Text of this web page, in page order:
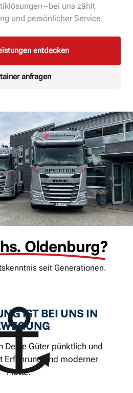
– bei uns zählt
und persönlicher Service.
entdecken
anfragen
Oldenburg?
seit Generationen.
IST BEI UNS IN
Deine Güter pünktlich und
Erfahrung und moderner
Flotte.